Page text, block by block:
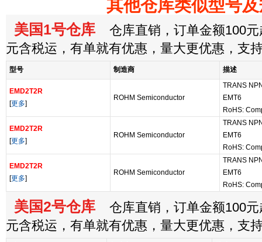
其他仓库类似型号
美国1号仓库 仓库直销，订单金额100元
元含税运，有单就有优惠，量大更优惠，支
型号 制造商 描述
EMD2T2R
[更多]
ROHM Semiconductor
TRANS
EMT6
RoHS:
EMD2T2R
[更多]
ROHM Semiconductor
TRANS
EMT6
RoHS:
EMD2T2R
[更多]
ROHM Semiconductor
TRANS
EMT6
RoHS:
美国2号仓库 仓库直销，订单金额100元
元含税运，有单就有优惠，量大更优惠，支